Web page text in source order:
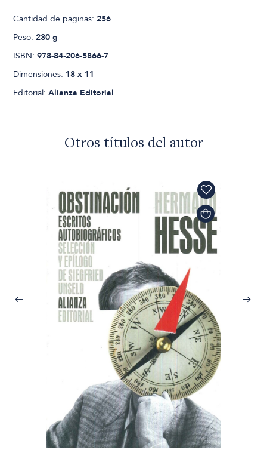
Cantidad de páginas:256
Peso:230 g
ISBN:978-84-206-5866-7
Dimensiones: 18 x 11
Editorial:Alianza Editorial
Otros títulos del autor